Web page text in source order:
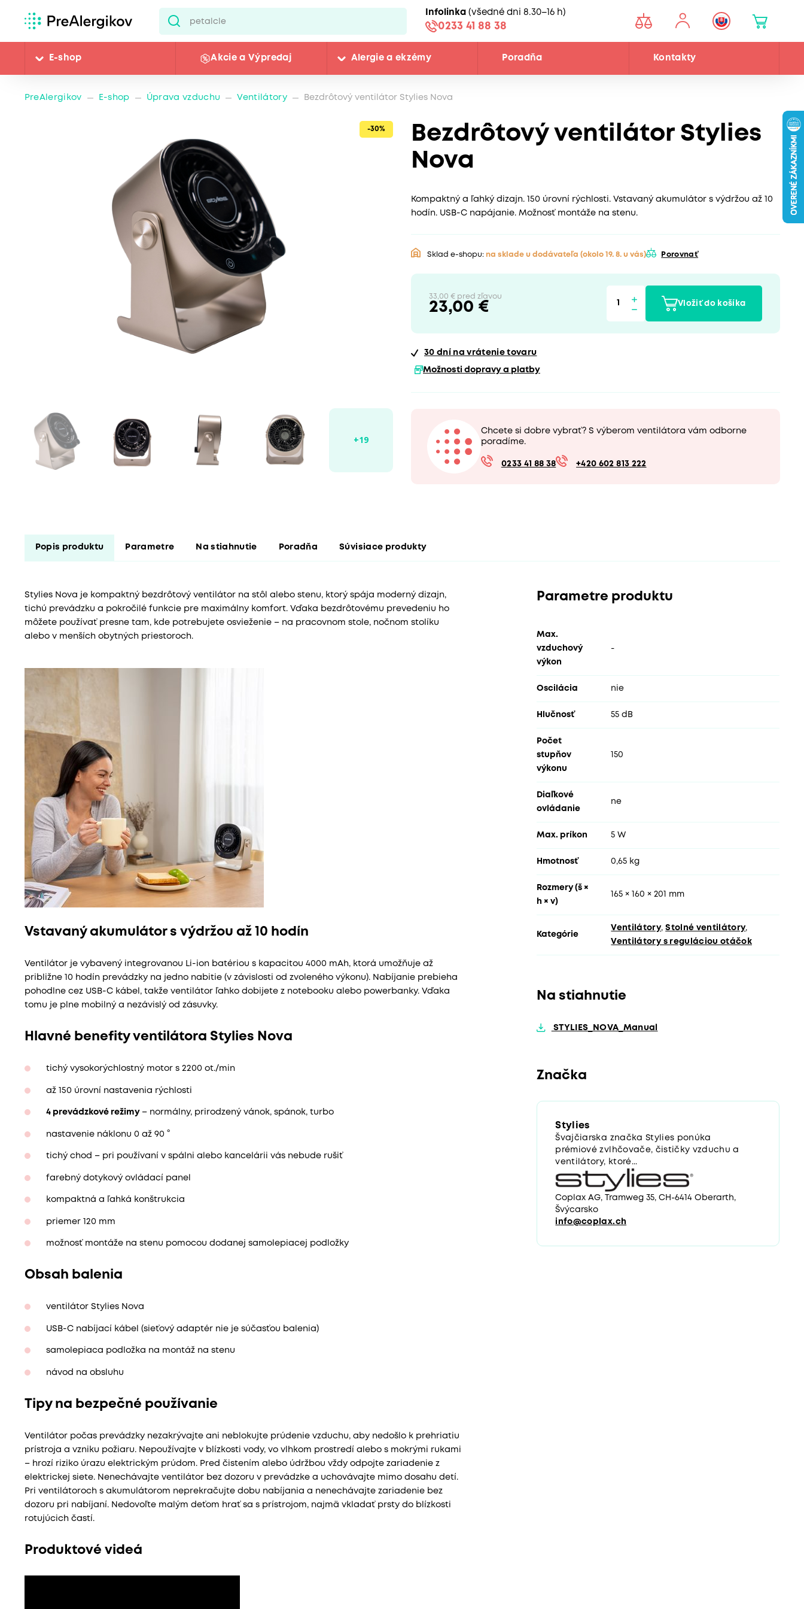
Infolinka (všedné dni 8.30–16 h)
0233 41 88 38
E-shop Akcie a Výpredaj Alergie a ekzémy Poradňa Kontakty
PreAlergikov E-shop Úprava vzduchu Ventilátory Bezdrôtový ventilátor Stylies Nova
Bezdrôtový ventilátor Stylies
Nova
-30%
Kompaktný a ľahký dizajn. 150 úrovní rýchlosti. Vstavaný akumulátor s výdržou až 10
hodín. USB-C napájanie. Možnosť montáže na stenu.
Sklad e-shopu: na sklade u dodávateľa (okolo 19. 8. u vás) Porovnať
33,00 € pred zľavou
23,00 € Vložiť do košíka
30 dní na vrátenie tovaru
Možnosti dopravy a platby
Chcete si dobre vybrať? S výberom ventilátora vám odborne
poradíme.
0233 41 88 38 +420 602 813 222
Popis produktu Parametre Na stiahnutie Poradňa Súvisiace produkty
Stylies Nova je kompaktný bezdrôtový ventilátor na stôl alebo stenu, ktorý spája moderný dizajn,
tichú prevádzku a pokročilé funkcie pre maximálny komfort. Vďaka bezdrôtovému prevedeniu ho
môžete používať presne tam, kde potrebujete osvieženie – na pracovnom stole, nočnom stolíku
alebo v menších obytných priestoroch.
Vstavaný akumulátor s výdržou až 10 hodín
Ventilátor je vybavený integrovanou Li-ion batériou s kapacitou 4000 mAh, ktorá umožňuje až
približne 10 hodín prevádzky na jedno nabitie (v závislosti od zvoleného výkonu). Nabíjanie prebieha
pohodlne cez USB-C kábel, takže ventilátor ľahko dobijete z notebooku alebo powerbanky. Vďaka
tomu je plne mobilný a nezávislý od zásuvky.
Hlavné benefity ventilátora Stylies Nova
tichý vysokorýchlostný motor s 2200 ot./min
až 150 úrovní nastavenia rýchlosti
4 prevádzkové režimy – normálny, prirodzený vánok, spánok, turbo
nastavenie náklonu 0 až 90 °
tichý chod – pri používaní v spálni alebo kancelárii vás nebude rušiť
farebný dotykový ovládací panel
kompaktná a ľahká konštrukcia
priemer 120 mm
možnosť montáže na stenu pomocou dodanej samolepiacej podložky
Obsah balenia
ventilátor Stylies Nova
USB-C nabíjací kábel (sieťový adaptér nie je súčasťou balenia)
samolepiaca podložka na montáž na stenu
návod na obsluhu
Tipy na bezpečné používanie
Ventilátor počas prevádzky nezakrývajte ani neblokujte prúdenie vzduchu, aby nedošlo k prehriatiu
prístroja a vzniku požiaru. Nepoužívajte v blízkosti vody, vo vlhkom prostredí alebo s mokrými rukami
– hrozí riziko úrazu elektrickým prúdom. Pred čistením alebo údržbou vždy odpojte zariadenie z
elektrickej siete. Nenechávajte ventilátor bez dozoru v prevádzke a uchovávajte mimo dosahu detí.
Pri ventilátoroch s akumulátorom neprekračujte dobu nabíjania a nenechávajte zariadenie bez
dozoru pri nabíjaní. Nedovoľte malým deťom hrať sa s prístrojom, najmä vkladať prsty do blízkosti
rotujúcich častí.
Produktové videá
Parametre produktu
Max.
vzduchový
výkon
-
Oscilácia nie
Hlučnosť 55 dB
Počet
stupňov
výkonu
150
Diaľkové
ovládanie
ne
Max. príkon 5 W
Hmotnosť 0,65 kg
Rozmery (š ×
h × v)
165 × 160 × 201 mm
Kategórie
Ventilátory,Stolné ventilátory,
Ventilátory s reguláciou otáčok
Na stiahnutie
STYLIES_NOVA_Manual
Značka
Stylies
Švajčiarska značka Stylies ponúka
prémiové zvlhčovače, čističky vzduchu a
ventilátory, ktoré...
Coplax AG, Tramweg 35, CH-6414 Oberarth,
Švýcarsko
info@coplax.ch